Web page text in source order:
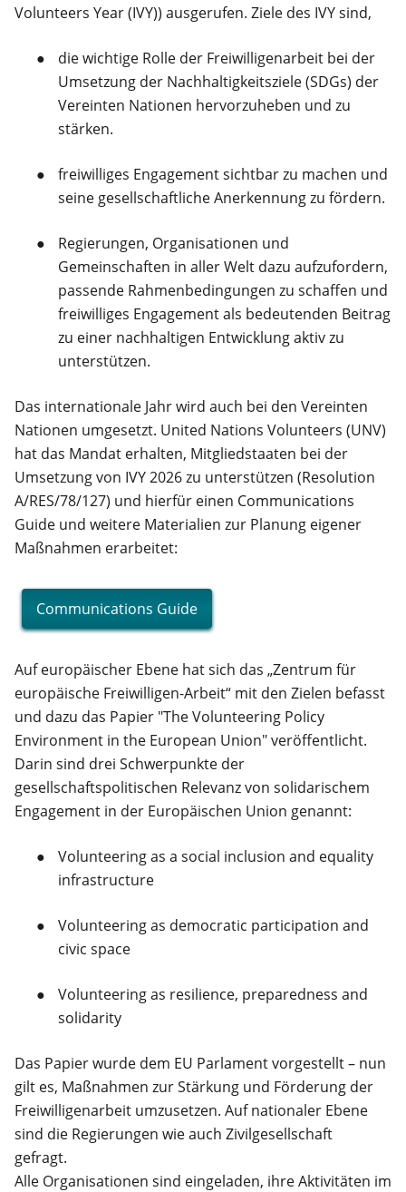
Volunteers Year (IVY)) ausgerufen. Ziele des IVY sind,
die wichtige Rolle der Freiwilligenarbeit bei der
Umsetzung der Nachhaltigkeitsziele (SDGs) der
Vereinten Nationen hervorzuheben und zu
stärken.
freiwilliges Engagement sichtbar zu machen und
seine gesellschaftliche Anerkennung zu fördern.
Regierungen, Organisationen und
Gemeinschaften in aller Welt dazu aufzufordern,
passende Rahmenbedingungen zu schaffen und
freiwilliges Engagement als bedeutenden Beitrag
zu einer nachhaltigen Entwicklung aktiv zu
unterstützen.
Das internationale Jahr wird auch bei den Vereinten
Nationen umgesetzt. United Nations Volunteers (UNV)
hat das Mandat erhalten, Mitgliedstaaten bei der
Umsetzung von IVY 2026 zu unterstützen (Resolution
A/RES/78/127) und hierfür einen Communications
Guide und weitere Materialien zur Planung eigener
Maßnahmen erarbeitet:
Communications Guide
Auf europäischer Ebene hat sich das „Zentrum für
europäische Freiwilligen-Arbeit“ mit den Zielen befasst
und dazu das Papier "The Volunteering Policy
Environment in the European Union" veröffentlicht.
Darin sind drei Schwerpunkte der
gesellschaftspolitischen Relevanz von solidarischem
Engagement in der Europäischen Union genannt:
Volunteering as a social inclusion and equality
infrastructure
Volunteering as democratic participation and
civic space
Volunteering as resilience, preparedness and
solidarity
Das Papier wurde dem EU Parlament vorgestellt – nun
gilt es, Maßnahmen zur Stärkung und Förderung der
Freiwilligenarbeit umzusetzen. Auf nationaler Ebene
sind die Regierungen wie auch Zivilgesellschaft
gefragt.
Alle Organisationen sind eingeladen, ihre Aktivitäten im